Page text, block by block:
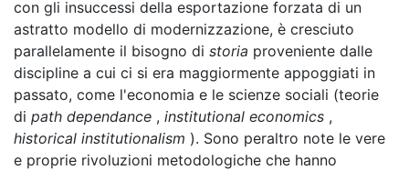
con gli insuccessi della esportazione forzata di un
astratto modello di modernizzazione, è cresciuto
parallelamente il bisogno di storia proveniente dalle
discipline a cui ci si era maggiormente appoggiati in
passato, come l'economia e le scienze sociali (teorie
di path dependance , institutional economics ,
historical institutionalism ). Sono peraltro note le vere
e proprie rivoluzioni metodologiche che hanno